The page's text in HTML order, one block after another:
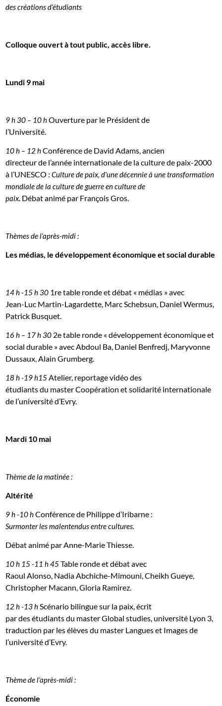
des créations d’étudiants
Colloque ouvert à tout public, accès libre.
Lundi 9 mai
9 h 30 – 10 hOuverture par le Président de
l’Université.
10 h – 12 hConférence de David Adams, ancien
directeur de l’année internationale de la culture de paix-2000
à l’UNESCO :Culture de paix, d’une décennie à une transformation
mondiale de la culture de guerre en culture de
paix. Débat animé par François Gros.
Thèmes de l’après-midi :
Les médias, le développement économique et social durable
14 h -15 h 30 1retable ronde et débat « médias » avec
Jean-Luc Martin-Lagardette, Marc Schebsun, Daniel Wermus,
Patrick Busquet.
16 h – 17 h 30 2etable ronde « développement économique et
social durable » avec Abdoul Ba, Daniel Benfredj, Maryvonne
Dussaux, Alain Grumberg.
18 h -19 h15Atelier, reportage vidéo des
étudiants du master Coopération et solidarité internationale
de l’université d’Evry.
Mardi 10 mai
Thème de la matinée :
Altérité
9 h -10 hConférence de Philippe d’Iribarne :
Surmonter les malentendus entre cultures.
Débat animé par Anne-Marie Thiesse.
10 h 15 -11 h 45Table ronde et débat avec
Raoul Alonso, Nadia Abchiche-Mimouni, Cheikh Gueye,
Christopher Macann, Gloria Ramirez.
12 h -13 hScénario bilingue sur la paix, écrit
par des étudiants du master Global studies, université Lyon 3,
traduction par les élèves du master Langues et Images de
l’université d’Evry.
Thème de l’après-midi :
Économie